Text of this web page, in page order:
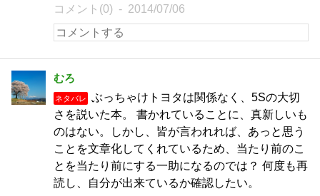
コメント(0) 2014/07/06
むろ
ネタバレ
ぶっちゃけトヨタは関係なく、5Sの大切
さを説いた本。 書かれていることに、真新しいも
のはない。しかし、皆が言われれば、あっと思う
ことを文章化してくれているため、当たり前のこ
とを当たり前にする一助になるのでは？ 何度も再
読し、自分が出来ているか確認したい。